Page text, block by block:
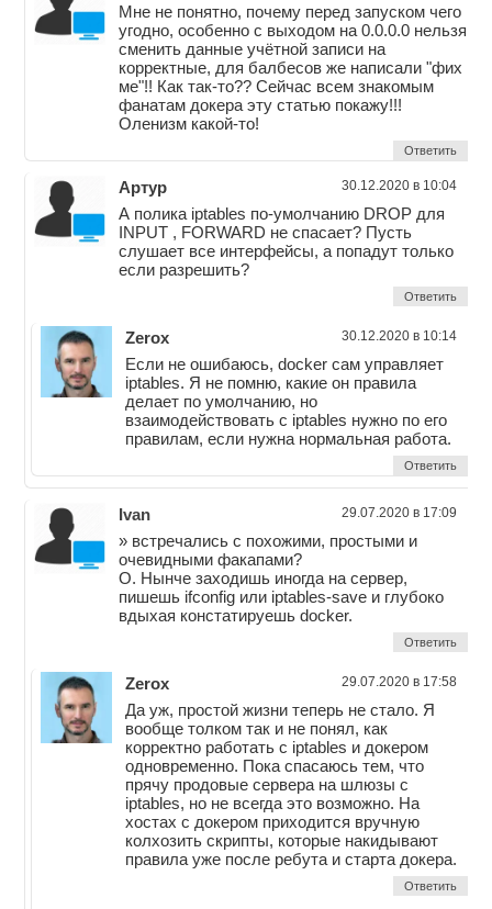
Мне не понятно, почему перед запуском чего
угодно, особенно с выходом на 0.0.0.0 нельзя
сменить данные учётной записи на
корректные, для балбесов же написали "фих
ме"!! Как так-то?? Сейчас всем знакомым
фанатам докера эту статью покажу!!!
Оленизм какой-то!
Ответить
Артур 30.12.2020 в 10:04
А полика iptables по-умолчанию DROP для
INPUT , FORWARD не спасает? Пусть
слушает все интерфейсы, а попадут только
если разрешить?
Ответить
Zerox 30.12.2020 в 10:14
Если не ошибаюсь, docker сам управляет
iptables. Я не помню, какие он правила
делает по умолчанию, но
взаимодействовать с iptables нужно по его
правилам, если нужна нормальная работа.
Ответить
Ivan 29.07.2020 в 17:09
» встречались с похожими, простыми и
очевидными факапами?
О. Нынче заходишь иногда на сервер,
пишешь ifconfig или iptables-save и глубоко
вдыхая констатируешь docker.
Ответить
Zerox 29.07.2020 в 17:58
Да уж, простой жизни теперь не стало. Я
вообще толком так и не понял, как
корректно работать с iptables и докером
одновременно. Пока спасаюсь тем, что
прячу продовые сервера на шлюзы с
iptables, но не всегда это возможно. На
хостах с докером приходится вручную
колхозить скрипты, которые накидывают
правила уже после ребута и старта докера.
Ответить